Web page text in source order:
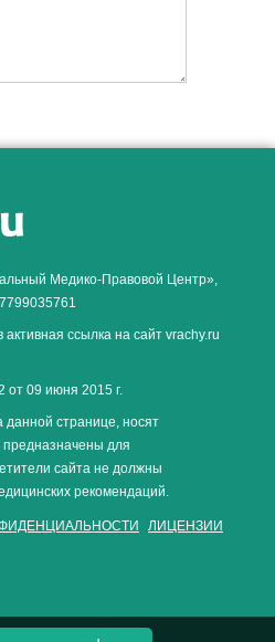
Медико-Правовой Центр»,
ссылка на сайт vrachy.ru
09 июня 2015 г.
странице, носят
для
сайта не должны
рекомендаций.
ЛИЦЕНЗИИ